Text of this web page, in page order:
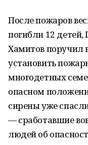
После пожаров
погибли 12
Хамитов поручил
установить
многодетных
опасном
сирены уже
— сработавшие
людей об